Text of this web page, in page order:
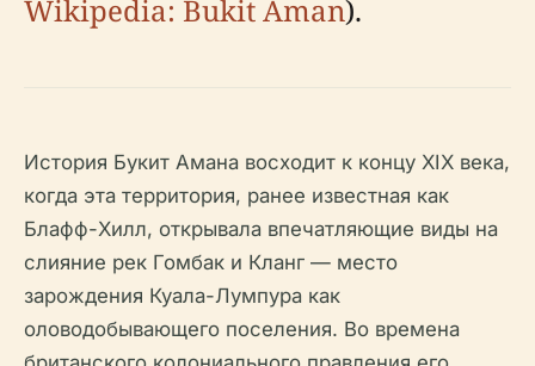
Wikipedia: Bukit Aman).
История Букит Амана восходит к концу XIX века,
когда эта территория, ранее известная как
Блафф-Хилл, открывала впечатляющие виды на
слияние рек Гомбак и Кланг — место
зарождения Куала-Лумпура как
оловодобывающего поселения. Во времена